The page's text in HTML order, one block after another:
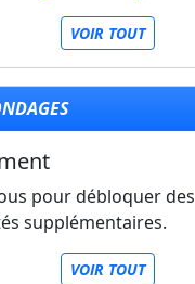
VOIR TOUT
pour débloquer des
supplémentaires.
VOIR TOUT